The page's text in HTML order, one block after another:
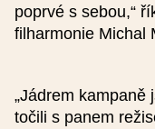
poprvé s sebou,“
filharmonie Michal
„Jádrem kampaně
točili s panem
Webová stránka
Webová stránka